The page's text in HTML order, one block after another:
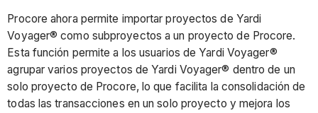
Procore ahora permite importar proyectos de Yardi
Voyager® como subproyectos a un proyecto de Procore.
Esta función permite a los usuarios de Yardi Voyager®
agrupar varios proyectos de Yardi Voyager® dentro de un
solo proyecto de Procore, lo que facilita la consolidación de
todas las transacciones en un solo proyecto y mejora los